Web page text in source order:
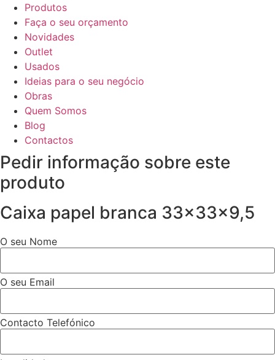
Produtos
Faça o seu orçamento
Novidades
Outlet
Usados
Ideias para o seu negócio
Obras
Quem Somos
Blog
Contactos
Pedir informação sobre este
produto
Caixa papel branca 33x33x9,5
O seu Nome
O seu Email
Contacto Telefónico